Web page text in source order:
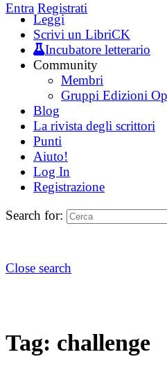
Entra Registrati
Leggi
Scrivi un LibriCK
Incubatore letterario
Community
Membri
Gruppi Edizioni
Blog
La rivista degli scrittori
Punti
Aiuto!
Log In
Registrazione
Search for:
Close search
Tag: challenge